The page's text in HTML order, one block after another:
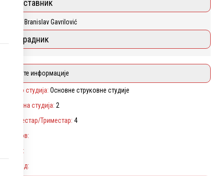
Опште информације
Ниво студија: Основне струковне студије
Година студија: 2
Семестар/Триместар: 4
Услов:
Циљ:
Исход:
Наставник
Phd Branislav Gavrilović
Сарадник